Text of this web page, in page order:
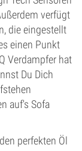
verfügt
die eingestellt
einen Punkt
Verdampfer hat
Du Dich
auf's Sofa
perfekten Öl